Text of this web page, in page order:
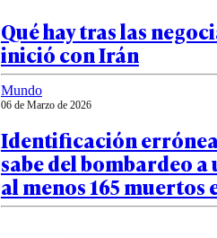
Qué hay tras las
inició con Irán
Mundo
06 de Marzo de 2026
Identificación
sabe del bombardeo a
al menos 165 muertos